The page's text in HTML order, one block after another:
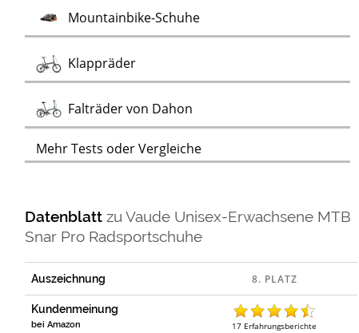
Mountainbike-SchuheTest
KlappräderTest
Falträder von Dahon
Mehr Tests oder Vergleiche
DatenblattzuVaude Unisex-Erwachsene MTB
Snar Pro Radsportschuhe
Auszeichnung
Kundenmeinung
bei Amazon 17 Erfahrungsberichte